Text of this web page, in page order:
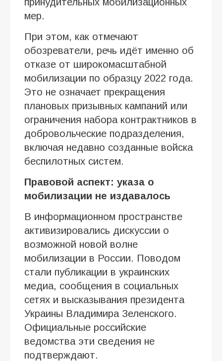
мер.
При этом, как отмечают
обозреватели, речь идёт именно об
отказе от широкомасштабной
мобилизации по образцу 2022 года.
Это не означает прекращения
плановых призывных кампаний или
ограничения набора контрактников в
добровольческие подразделения,
включая недавно созданные войска
беспилотных систем.
Правовой аспект: указа о
мобилизации не издавалось
В информационном пространстве
активизировались дискуссии о
возможной новой волне
мобилизации в России. Поводом
стали публикации в украинских
медиа, сообщения в социальных
сетях и высказывания президента
Украины Владимира Зеленского.
Официальные российские
ведомства эти сведения не
подтверждают.